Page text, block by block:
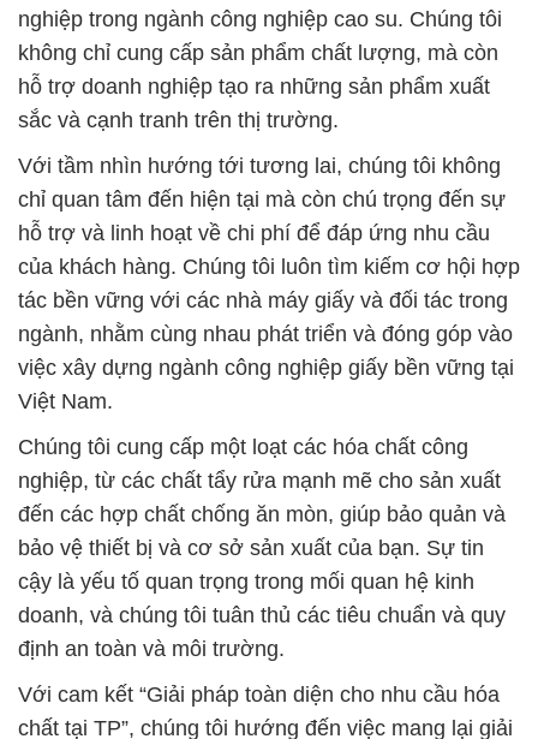
nghiệp trong ngành công nghiệp cao su. Chúng tôi
không chỉ cung cấp sản phẩm chất lượng, mà còn
hỗ trợ doanh nghiệp tạo ra những sản phẩm xuất
sắc và cạnh tranh trên thị trường.
Với tầm nhìn hướng tới tương lai, chúng tôi không
chỉ quan tâm đến hiện tại mà còn chú trọng đến sự
hỗ trợ và linh hoạt về chi phí để đáp ứng nhu cầu
của khách hàng. Chúng tôi luôn tìm kiếm cơ hội hợp
tác bền vững với các nhà máy giấy và đối tác trong
ngành, nhằm cùng nhau phát triển và đóng góp vào
việc xây dựng ngành công nghiệp giấy bền vững tại
Việt Nam.
Chúng tôi cung cấp một loạt các hóa chất công
nghiệp, từ các chất tẩy rửa mạnh mẽ cho sản xuất
đến các hợp chất chống ăn mòn, giúp bảo quản và
bảo vệ thiết bị và cơ sở sản xuất của bạn. Sự tin
cậy là yếu tố quan trọng trong mối quan hệ kinh
doanh, và chúng tôi tuân thủ các tiêu chuẩn và quy
định an toàn và môi trường.
Với cam kết “Giải pháp toàn diện cho nhu cầu hóa
chất tại TP”, chúng tôi hướng đến việc mang lại giải